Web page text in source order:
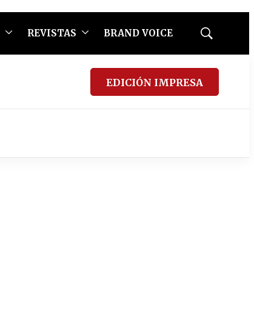
REVISTAS BRAND VOICE
Mostrar
EDICIÓN IMPRESA